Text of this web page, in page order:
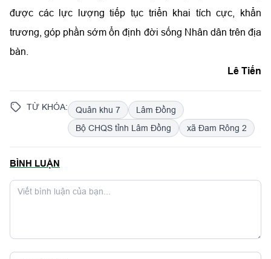
được các lực lượng tiếp tục triển khai tích cực, khẩn
trương, góp phần sớm ổn định đời sống Nhân dân trên địa
bàn.
Lê Tiến
TỪ KHÓA: Quân khu 7
Lâm Đồng
Bộ CHQS tỉnh Lâm Đồng
xã Đam Rông 2
BÌNH LUẬN